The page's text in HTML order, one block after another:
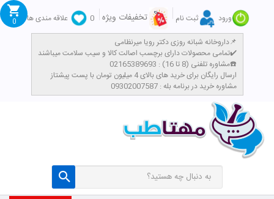
ورود ثبت نام تخفیفات ویژه 0
علاقه مندی ها
داروخانه شبانه روزی دکتر رویا میرنظامی📌
تمامی محصولات دارای برچسب اصالت کالا و سیب سلامت میباشند✔️
مشاوره تلفنی (8 تا 16) : 02165389693☎️
​ارسال رایگان برای خرید های بالای 4 میلیون تومان با پست پیشتاز
مشاوره خرید در برنامه بله : 09302007587
0